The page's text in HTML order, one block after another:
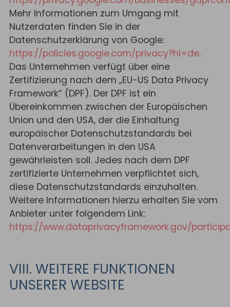
Mehr Informationen zum Umgang mit
Nutzerdaten finden Sie in der
Datenschutzerklärung von Google:
https://policies.google.com/privacy?hl=de.
Das Unternehmen verfügt über eine
Zertifizierung nach dem „EU-US Data Privacy
Framework“ (DPF). Der DPF ist ein
Übereinkommen zwischen der Europäischen
Union und den USA, der die Einhaltung
europäischer Datenschutzstandards bei
Datenverarbeitungen in den USA
gewährleisten soll. Jedes nach dem DPF
zertifizierte Unternehmen verpflichtet sich,
diese Datenschutzstandards einzuhalten.
Weitere Informationen hierzu erhalten Sie vom
Anbieter unter folgendem Link:
https://www.dataprivacyframework.gov/
VIII. WEITERE FUNKTIONEN
UNSERER WEBSITE